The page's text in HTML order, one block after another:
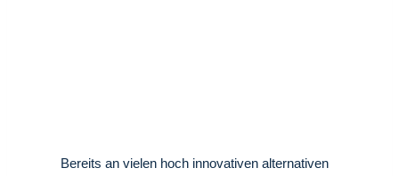
Bereits an vielen hoch innovativen alternativen